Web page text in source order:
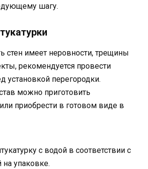
шагу.
стен имеет неровности, трещины
рекомендуется провести
установкой перегородки.
можно приготовить
приобрести в готовом виде в
с водой в соответствии с
на упаковке.